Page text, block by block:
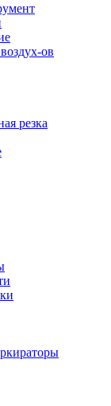
ов
резка